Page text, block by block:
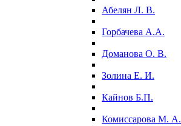
Абелян Л. В.
Горбачева А.А.
Доманова О. В.
Золина Е. И.
Кайнов Б.П.
Комиссарова М. А.